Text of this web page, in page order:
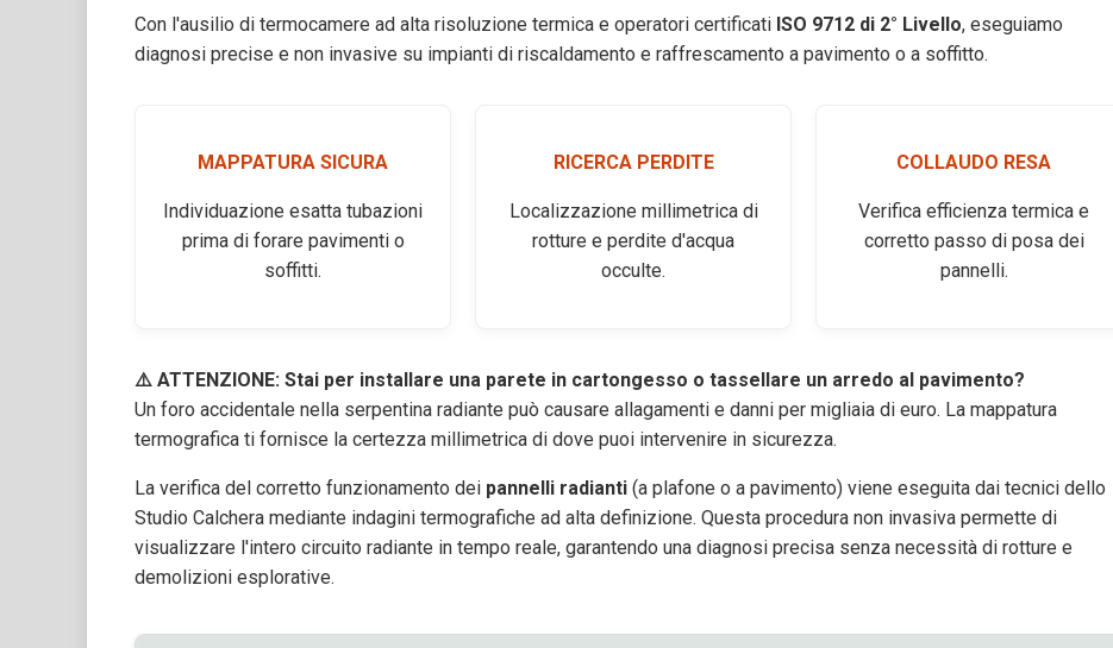
Con l'ausilio di termocamere ad alta risoluzione termica e operatori certificati ISO 9712 di 2° Livello, eseguiamo
diagnosi precise e non invasive su impianti di riscaldamento e raffrescamento a pavimento o a soffitto.
MAPPATURA SICURA
Individuazione esatta tubazioni
prima di forare pavimenti o
soffitti.
RICERCA PERDITE
Localizzazione millimetrica di
rotture e perdite d'acqua
occulte.
COLLAUDO RESA
Verifica efficienza termica e
corretto passo di posa dei
pannelli.
⚠️ ATTENZIONE: Stai per installare una parete in cartongesso o tassellare un arredo al pavimento?
Un foro accidentale nella serpentina radiante può causare allagamenti e danni per migliaia di euro. La mappatura
termografica ti fornisce la certezza millimetrica di dove puoi intervenire in sicurezza.
La verifica del corretto funzionamento dei pannelli radianti (a plafone o a pavimento) viene eseguita dai tecnici dello
Studio Calchera mediante indagini termografiche ad alta definizione. Questa procedura non invasiva permette di
visualizzare l'intero circuito radiante in tempo reale, garantendo una diagnosi precisa senza necessità di rotture e
demolizioni esplorative.